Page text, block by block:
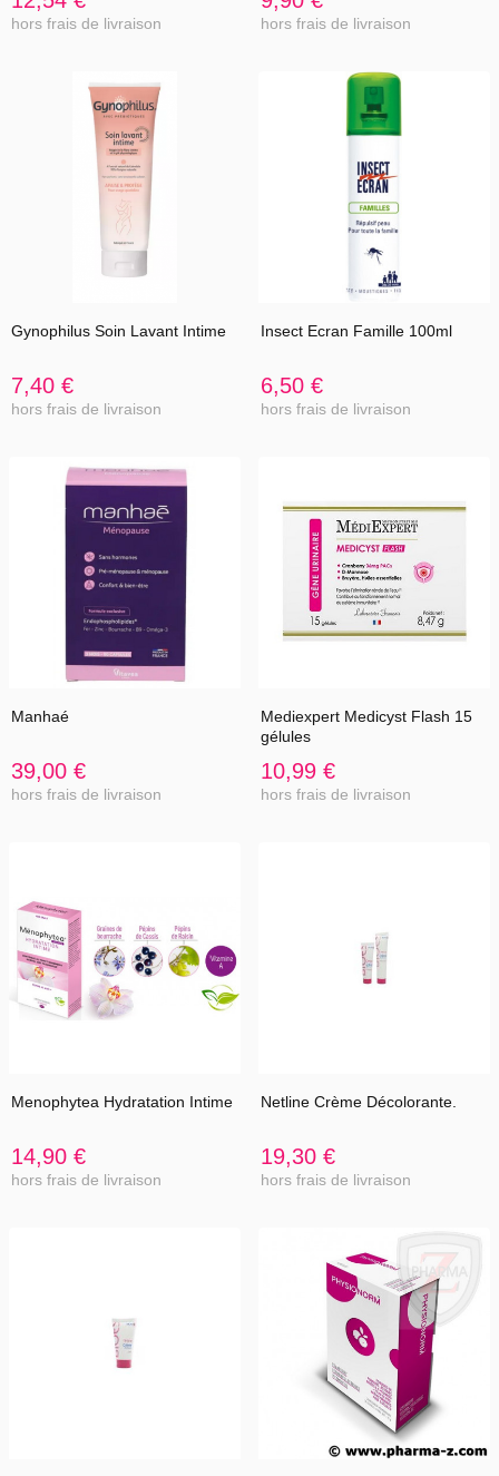
hors frais de livraison hors frais de livraison
Gynophilus Soin Lavant Intime
7,40 €
hors frais de livraison
Insect Ecran Famille 100ml
6,50 €
hors frais de livraison
Manhaé
39,00 €
hors frais de livraison
Mediexpert Medicyst Flash 15
gélules
10,99 €
hors frais de livraison
Menophytea Hydratation Intime
14,90 €
hors frais de livraison
Netline Crème Décolorante.
19,30 €
hors frais de livraison